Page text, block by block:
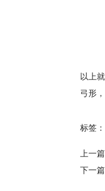
以上
弓形
标签：
上一
下一